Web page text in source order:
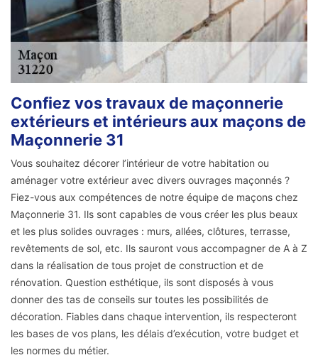
Confiez vos travaux de maçonnerie
extérieurs et intérieurs aux maçons de
Maçonnerie 31
Vous souhaitez décorer l’intérieur de votre habitation ou
aménager votre extérieur avec divers ouvrages maçonnés ?
Fiez-vous aux compétences de notre équipe de maçons chez
Maçonnerie 31. Ils sont capables de vous créer les plus beaux
et les plus solides ouvrages : murs, allées, clôtures, terrasse,
revêtements de sol, etc. Ils sauront vous accompagner de A à Z
dans la réalisation de tous projet de construction et de
rénovation. Question esthétique, ils sont disposés à vous
donner des tas de conseils sur toutes les possibilités de
décoration. Fiables dans chaque intervention, ils respecteront
les bases de vos plans, les délais d’exécution, votre budget et
les normes du métier.